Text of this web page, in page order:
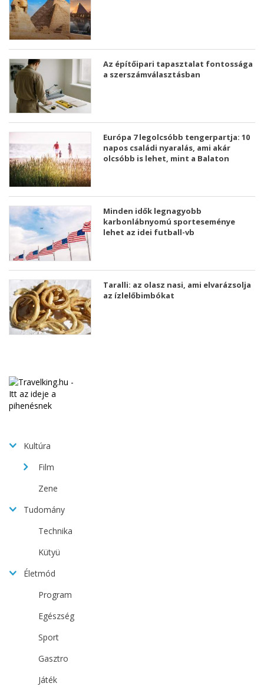
Az építőipari tapasztalat fontossága
a szerszámválasztásban
Európa 7 legolcsóbb tengerpartja: 10
napos családi nyaralás, ami akár
olcsóbb is lehet, mint a Balaton
Minden idők legnagyobb
karbonlábnyomú sporteseménye
lehet az idei futball-vb
Taralli: az olasz nasi, ami elvarázsolja
az ízlelőbimbókat
Kultúra
Film
Zene
Tudomány
Technika
Kütyü
Életmód
Program
Egészség
Sport
Gasztro
Játék